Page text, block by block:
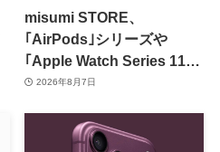
misumi STORE、
｢AirPods｣シリーズや
｢Apple Watch Series 11｣
のセールを開催中
2026年8月7日